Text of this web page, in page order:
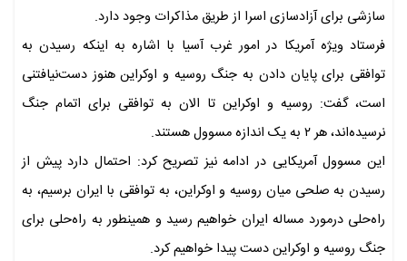
سازشی برای آزادسازی اسرا از طریق مذاکرات وجود دارد.
فرستاد ویژه آمریکا در امور غرب آسیا با اشاره به اینکه رسیدن به
توافقی برای پایان دادن به جنگ روسیه و اوکراین هنوز دست‌نیافتنی
است، گفت: روسیه و اوکراین تا الان به توافقی برای اتمام جنگ
نرسیده‌اند، هر ۲ به یک اندازه مسوول هستند.
این مسوول آمریکایی در ادامه نیز تصریح کرد: احتمال دارد پیش از
رسیدن به صلحی میان روسیه و اوکراین، به توافقی با ایران برسیم، به
راه‌حلی درمورد مساله ایران خواهیم رسید و همینطور به راه‌حلی برای
جنگ روسیه و اوکراین دست پیدا خواهیم کرد.